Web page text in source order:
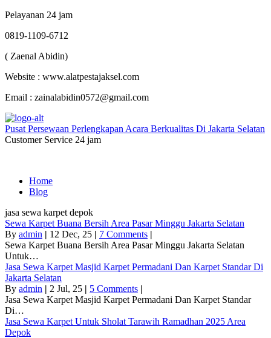
Pelayanan 24 jam
0819-1109-6712
( Zaenal Abidin)
Website : www.alatpestajaksel.com
Email : zainalabidin0572@gmail.com
Pusat Persewaan Perlengkapan Acara Berkualitas Di Jakarta Selatan
Customer Service 24 jam
Home
Blog
jasa sewa karpet depok
Sewa Karpet Buana Bersih Area Pasar Minggu Jakarta Selatan
By admin | 12 Dec, 25 | 7 Comments |
Sewa Karpet Buana Bersih Area Pasar Minggu Jakarta Selatan
Untuk…
Jasa Sewa Karpet Masjid Karpet Permadani Dan Karpet Standar Di
Jakarta Selatan
By admin | 2 Jul, 25 | 5 Comments |
Jasa Sewa Karpet Masjid Karpet Permadani Dan Karpet Standar
Di…
Jasa Sewa Karpet Untuk Sholat Tarawih Ramadhan 2025 Area
Depok